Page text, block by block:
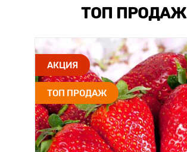
ТОП ПРОДАЖ
АКЦИЯ
ТОП ПРОДАЖ